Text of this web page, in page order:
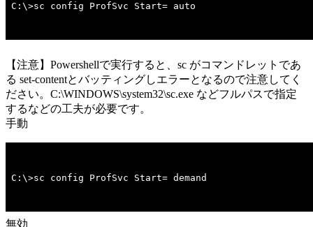
C:\>sc config ProfSvc Start= auto
【注意】Powershellで実行すると、sc がコマンドレットであ
る set-contentとバッティングしエラーとなるので注意してく
ださい。C:\WINDOWS\system32\sc.exe などフルパスで指定
するなどの工夫が必要です。
手動
C:\>sc config ProfSvc Start= demand
無効